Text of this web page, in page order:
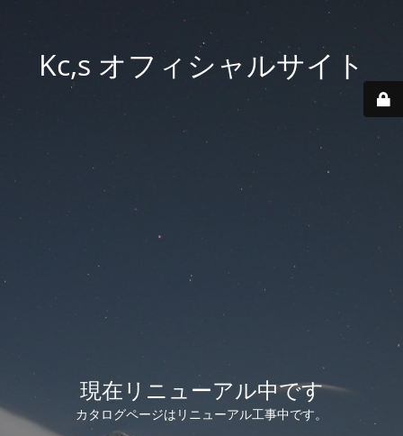
Kc,s オフィシャルサイト
現在リニューアル中です
カタログページはリニューアル工事中です。